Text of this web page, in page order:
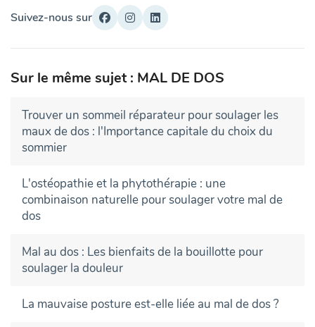
Suivez-nous sur
Sur le même sujet : MAL DE DOS
Trouver un sommeil réparateur pour soulager les
maux de dos : l'Importance capitale du choix du
sommier
L'ostéopathie et la phytothérapie : une
combinaison naturelle pour soulager votre mal de
dos
Mal au dos : Les bienfaits de la bouillotte pour
soulager la douleur
La mauvaise posture est-elle liée au mal de dos ?